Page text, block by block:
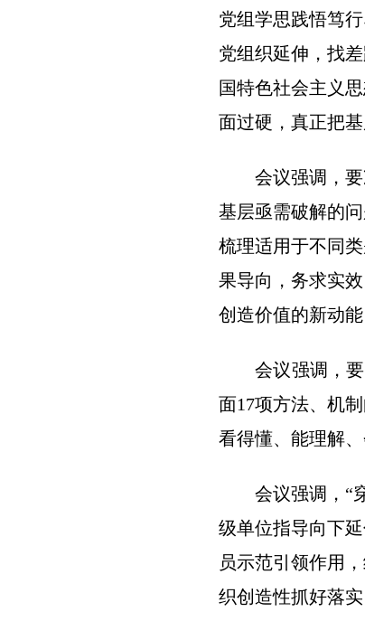
党组学思践悟笃
党组织延伸，找
国特色社会主义
面过硬，真正把
会议强调，
基层亟需破解的
梳理适用于不同
果导向，务求实
创造价值的新动能
会议强调，
面17项方法、机
看得懂、能理解、
会议强调，“
级单位指导向下
员示范引领作用
织创造性抓好落